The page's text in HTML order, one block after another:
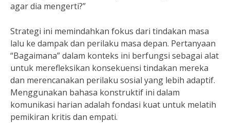
agar dia mengerti?”
Strategi ini memindahkan fokus dari tindakan masa
lalu ke dampak dan perilaku masa depan. Pertanyaan
“Bagaimana” dalam konteks ini berfungsi sebagai alat
untuk merefleksikan konsekuensi tindakan mereka
dan merencanakan perilaku sosial yang lebih adaptif.
Menggunakan bahasa konstruktif ini dalam
komunikasi harian adalah fondasi kuat untuk melatih
pemikiran kritis dan empati.